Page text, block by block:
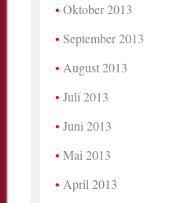
Oktober 2013
September 2013
August 2013
Juli 2013
Juni 2013
Mai 2013
April 2013